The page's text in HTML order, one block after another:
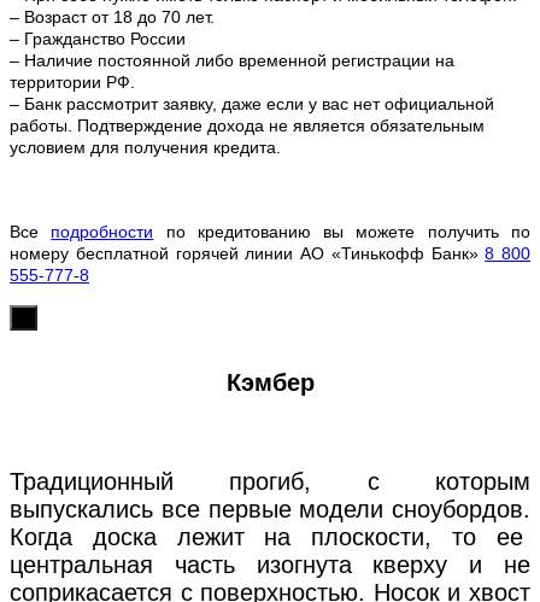
– Возраст от 18 до 70 лет.
– Гражданство России
– Наличие постоянной либо временной регистрации на
территории РФ.
– Банк рассмотрит заявку, даже если у вас нет официальной
работы. Подтверждение дохода не является обязательным
условием для получения кредита.
Все подробности по кредитованию вы можете получить по
номеру бесплатной горячей линии АО «Тинькофф Банк»8 800
555-777-8
Кэмбер
Традиционный прогиб, с которым
выпускались все первые модели сноубордов.
Когда доска лежит на плоскости, то ее
центральная часть изогнута кверху и не
соприкасается с поверхностью. Носок и хвост